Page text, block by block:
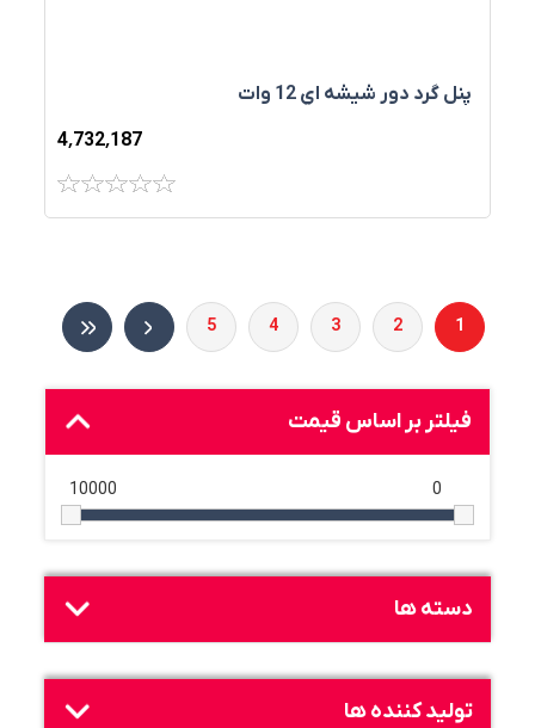
پنل گرد دور شيشه اي 12 وات
4٬732٬187
1
2
3
4
5
فیلتر بر اساس قیمت
0
10000
دسته ها
تولید کننده ها